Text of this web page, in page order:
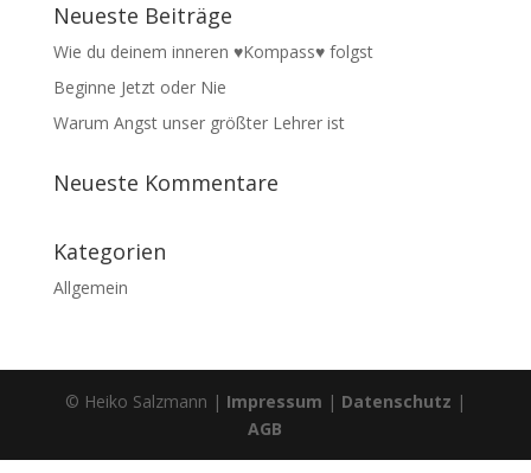
Neueste Beiträge
Wie du deinem inneren ♥Kompass♥ folgst
Beginne Jetzt oder Nie
Warum Angst unser größter Lehrer ist
Neueste Kommentare
Kategorien
Allgemein
© Heiko Salzmann | Impressum | Datenschutz |
AGB